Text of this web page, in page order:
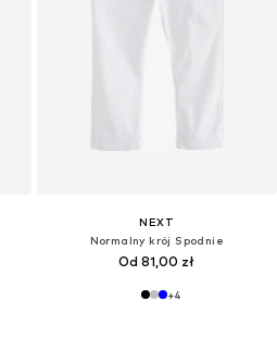
NEXT
Normalny krój Spodnie
Od 81,00 zł
+4